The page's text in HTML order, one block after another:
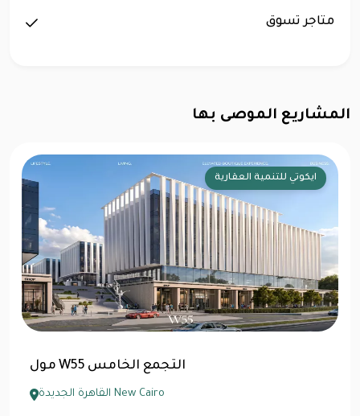
متاجر تسوق
المشاريع الموصى بها
ماونتن فيو للتطوير العقاري
كريك فيو القاهرة الجديدة
القاهرة الجديدة New Cairo